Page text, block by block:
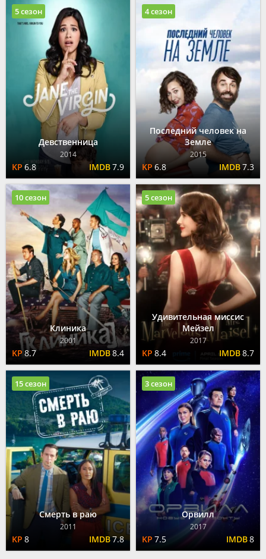
Девственница
2014
6.8 7.9
5 сезон
Последний человек на
Земле
2015
6.8 7.3
4 сезон
Клиника
2001
8.7 8.4
10 сезон
Удивительная миссис
Мейзел
2017
8.4 8.7
5 сезон
Смерть в раю
2011
8 7.8
15 сезон
Орвилл
2017
7.5 8
3 сезон